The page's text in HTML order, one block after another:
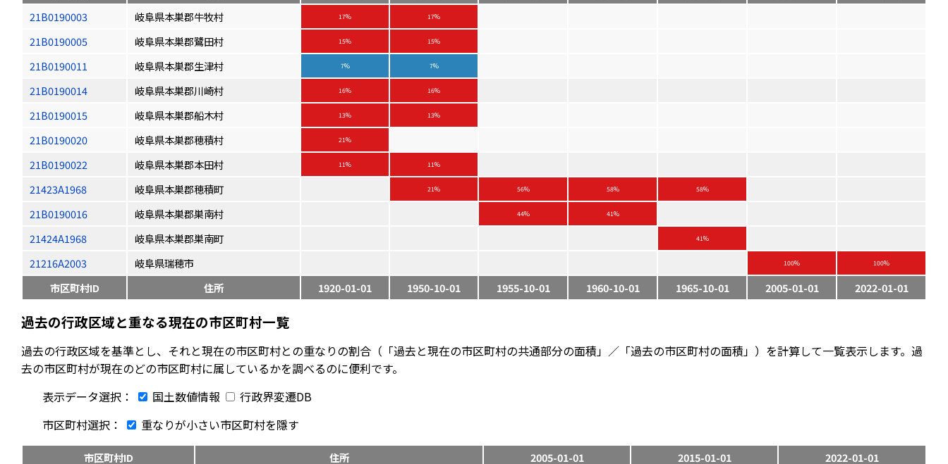
21B0190003
岐阜県本巣郡牛牧村 17% 17%
21B0190005 岐阜県本巣郡鷺田村 15% 15%
21B0190011 岐阜県本巣郡生津村 7% 7%
21B0190014 岐阜県本巣郡川崎村 16% 16%
21B0190015 岐阜県本巣郡船木村 13% 13%
21B0190020 岐阜県本巣郡穂積村 21%
21B0190022 岐阜県本巣郡本田村 11% 11%
21423A1968 岐阜県本巣郡穂積町 21% 56% 58% 58%
21B0190016 岐阜県本巣郡巣南村 44% 41%
21424A1968 岐阜県本巣郡巣南町 41%
21216A2003 岐阜県瑞穂市 100% 100%
市区町村ID 住所 1920-01-01 1950-10-01 1955-10-01 1960-10-01 1965-10-01 2005-01-01 2022-01-01
過去の行政区域と重なる現在の市区町村一覧
過去の行政区域を基準とし、それと現在の市区町村との重なりの割合（「過去と現在の市区町村の共通部分の面積」／「過去の市区町村の面積」）を計算して一覧表示します。過
去の市区町村が現在のどの市区町村に属しているかを調べるのに便利です。
表示データ選択：
国土数値情報
行政界変遷DB
市区町村選択：
重なりが小さい市区町村を隱す
市区町村ID 住所 2005-01-01 2015-01-01 2022-01-01